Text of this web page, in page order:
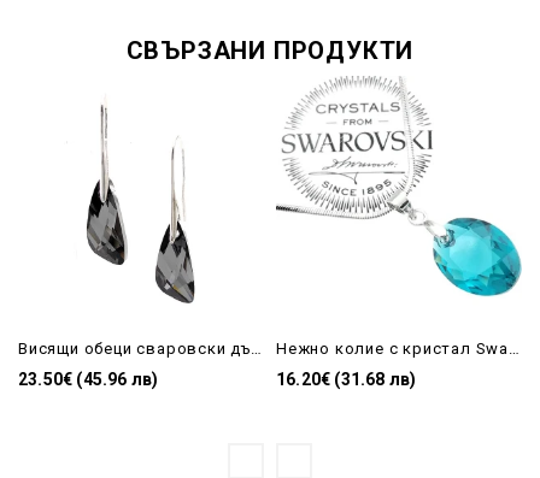
СВЪРЗАНИ ПРОДУКТИ
23.50€ (45.96 лв) 16.20€ (31.68 лв)